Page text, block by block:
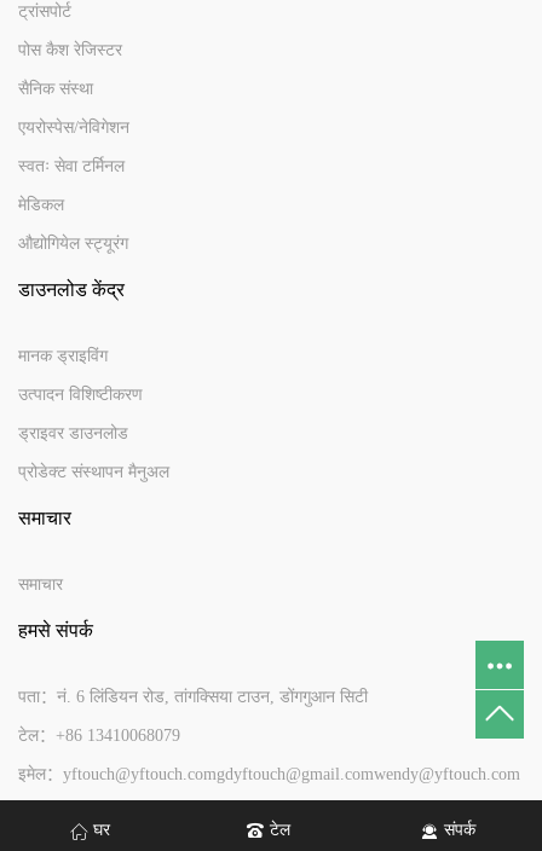
ट्रांसपोर्ट
पोस कैश रेजिस्टर
सैनिक संस्था
एयरोस्पेस/नेविगेशन
स्वतः सेवा टर्मिनल
मेडिकल
औद्योगियेल स्ट्यूरंग
डाउनलोड केंद्र
मानक ड्राइविंग
उत्पादन विशिष्टीकरण
ड्राइवर डाउनलोड
प्रोडेक्ट संस्थापन मैनुअल
समाचार
समाचार
हमसे संपर्क
पता：नं. 6 लिंडियन रोड, तांगक्सिया टाउन, डोंगगुआन सिटी
टेल：+86 13410068079
इमेल：yftouch@yftouch.comgdyftouch@gmail.comwendy@yftouch.com
घर टेल संपर्क